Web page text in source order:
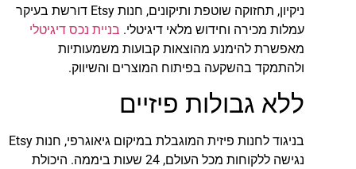
ניקיון, תחזוקה שוטפת ותיקונים, חנות Etsy דורשת בעיקר
עמלות מכירה וחידוש מלאי דיגיטלי. בניית נכס דיגיטלי
מאפשרת להימנע מהוצאות קבועות משמעותיות
ולהתמקד בהשקעה בפיתוח המוצרים והשיווק.
ללא גבולות פיזיים
בניגוד לחנות פיזית המוגבלת במיקום גיאוגרפי, חנות Etsy
נגישה ללקוחות מכל העולם, 24 שעות ביממה. היכולת